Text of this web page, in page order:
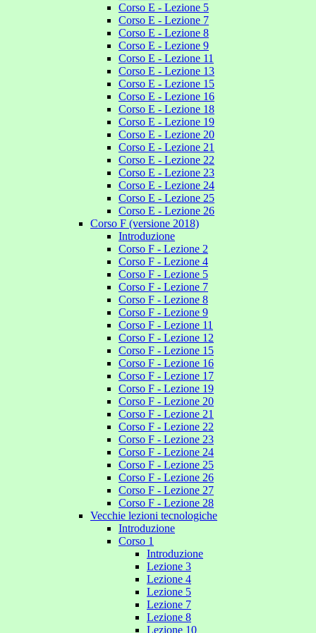
Corso E - Lezione 5
Corso E - Lezione 7
Corso E - Lezione 8
Corso E - Lezione 9
Corso E - Lezione 11
Corso E - Lezione 13
Corso E - Lezione 15
Corso E - Lezione 16
Corso E - Lezione 18
Corso E - Lezione 19
Corso E - Lezione 20
Corso E - Lezione 21
Corso E - Lezione 22
Corso E - Lezione 23
Corso E - Lezione 24
Corso E - Lezione 25
Corso E - Lezione 26
Corso F (versione 2018)
Introduzione
Corso F - Lezione 2
Corso F - Lezione 4
Corso F - Lezione 5
Corso F - Lezione 7
Corso F - Lezione 8
Corso F - Lezione 9
Corso F - Lezione 11
Corso F - Lezione 12
Corso F - Lezione 15
Corso F - Lezione 16
Corso F - Lezione 17
Corso F - Lezione 19
Corso F - Lezione 20
Corso F - Lezione 21
Corso F - Lezione 22
Corso F - Lezione 23
Corso F - Lezione 24
Corso F - Lezione 25
Corso F - Lezione 26
Corso F - Lezione 27
Corso F - Lezione 28
Vecchie lezioni tecnologiche
Introduzione
Corso 1
Introduzione
Lezione 3
Lezione 4
Lezione 5
Lezione 7
Lezione 8
Lezione 10